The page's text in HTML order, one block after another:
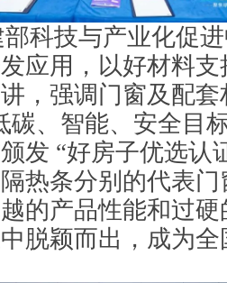
科技与产业化促
发应用，以好材料
，强调门窗及配套
碳、智能、安全目
发 “好房子优选认
热条分别的代表
的产品性能和过
脱颖而出，成为